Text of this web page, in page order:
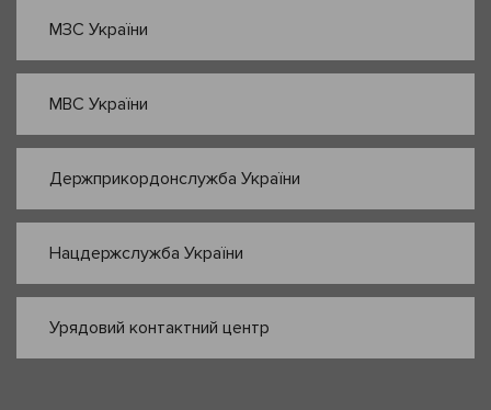
МЗС України
МВС України
Держприкордонслужба України
Нацдержслужба України
Урядовий контактний центр